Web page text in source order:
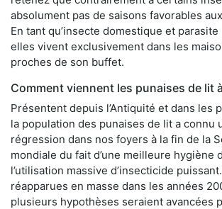
absolument pas de saisons favorables
En tant qu’insecte domestique et parasite
elles vivent exclusivement dans les
proches de son buffet.
Comment viennent les punaises de lit
Présentent depuis l’Antiquité et dans les
la population des punaises de lit a connu
régression dans nos foyers à la fin de la
mondiale du fait d’une meilleure hygiène
l’utilisation massive d’insecticide
réapparues en masse dans les années
plusieurs hypothèses seraient avancées